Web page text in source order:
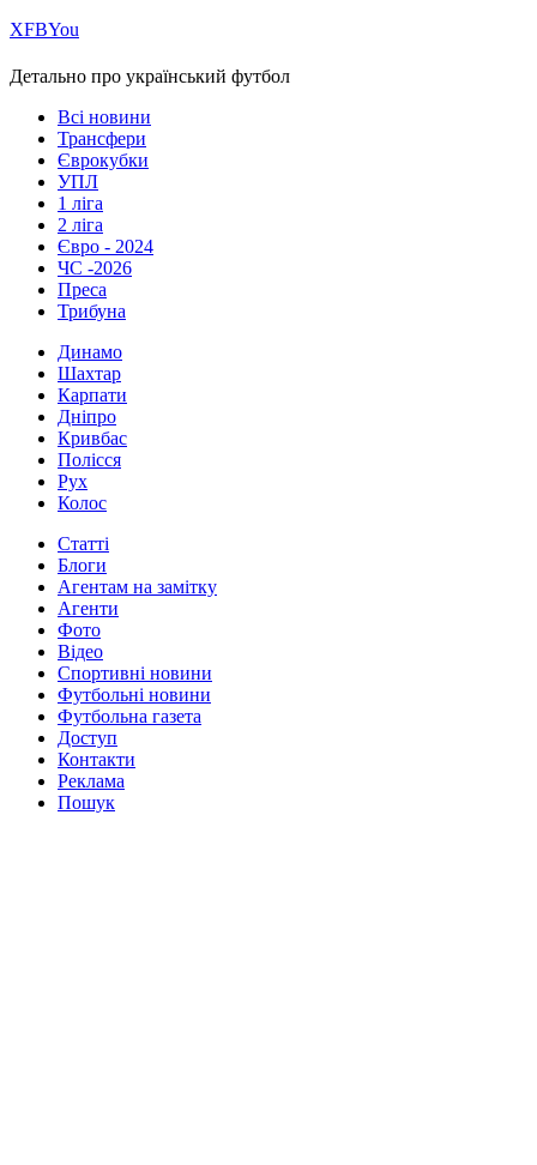
ХFBYou
Детально про український футбол
Всі новини
Трансфери
Єврокубки
УПЛ
1 ліга
2 ліга
Євро - 2024
ЧС -2026
Преса
Трибуна
Динамо
Шахтар
Карпати
Дніпро
Кривбас
Полісся
Рух
Колос
Статті
Блоги
Агентам на замітку
Агенти
Фото
Відео
Спортивні новини
Футбольні новини
Футбольна газета
Доступ
Контакти
Реклама
Пошук